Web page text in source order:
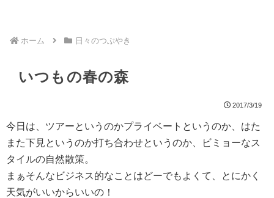
ホーム 日々のつぶやき
いつもの春の森
2017/3/19
今日は、ツアーというのかプライベートというのか、はた
また下見というのか打ち合わせというのか、ビミョーなス
タイルの自然散策。
まぁそんなビジネス的なことはどーでもよくて、とにかく
天気がいいからいいの！